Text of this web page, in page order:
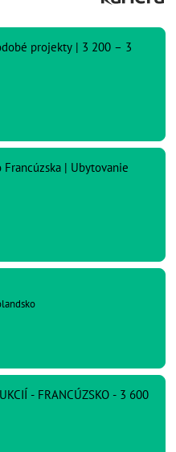
projekty | 3 200 – 3
Francúzska | Ubytovanie
- FRANCÚZSKO - 3 600